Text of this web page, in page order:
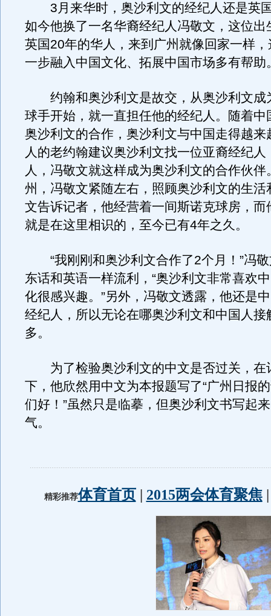
3月来华时，奥沙利文的经纪人还是英
如今他换了一名华裔经纪人冯敬文，这位出
英国20年的华人，来到广州就像回家一样，
一步融入中国文化、拓展中国市场多有帮助
约翰和奥沙利文是故交，从奥沙利文成
球手开始，就一直担任他的经纪人。随着中
奥沙利文的合作，奥沙利文与中国走得越来
人的老约翰建议奥沙利文找一位亚裔经纪人
人，冯敬文就这样成为奥沙利文的合作伙伴
州，冯敬文紧随左右，照顾奥沙利文的生活
文告诉记者，他经营着一间斯诺克球房，而
就是在这里相识的，至今已有4年之久。
“我刚刚和奥沙利文合作了2个月！”冯敬
东话和英语一样流利，“奥沙利文非常喜欢
化很感兴趣。”另外，冯敬文透露，他还是
经纪人，所以无论在哪奥沙利文和中国人接
多。
为了检验奥沙利文的中文是否过关，在
下，他欣然用中文为本报题写了“广州日报
们好！”虽然只是临摹，但奥沙利文书写起
气。